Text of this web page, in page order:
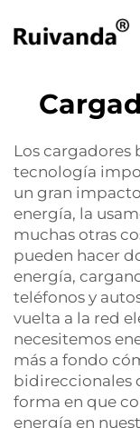
Los cargadores
tecnología
un gran
energía, la
muchas otras
pueden hacer
energía,
teléfonos y
vuelta a la red
necesitemos
más a fondo
bidireccionales
forma en que
energía en